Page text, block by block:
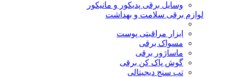
وسایل برقی پدیکور و مانیکور
لوازم برقی سلامت و بهداشت
ابزار مراقبتی پوست
مسواک برقی
ماساژور برقی
گوش پاک کن برقی
تب سنج دیجیتالی